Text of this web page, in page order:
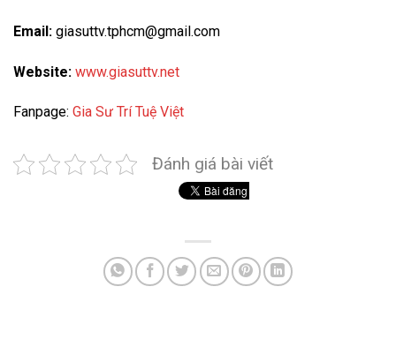
Email: giasuttv.tphcm@gmail.com
Website: www.giasuttv.net
Fanpage: Gia Sư Trí Tuệ Việt
Đánh giá bài viết